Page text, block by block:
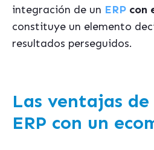
integración de un ERP con
constituye un elemento
resultados perseguidos.
Las ventajas
ERP con un